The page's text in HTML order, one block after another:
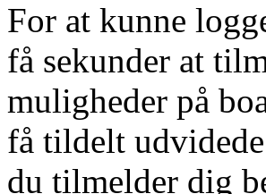
For at kunne
få sekunder at
muligheder på
få tildelt
du tilmelder dig